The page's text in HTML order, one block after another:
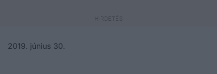
2019. június 30.